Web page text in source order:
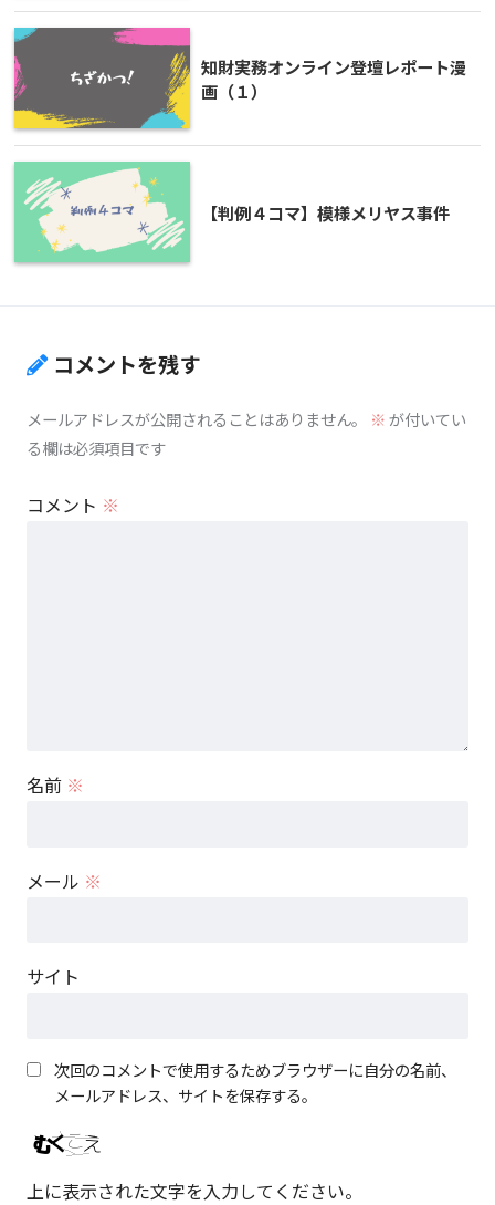
知財実務オンライン登壇レポート漫
画（１）
【判例４コマ】模様メリヤス事件
コメントを残す
メールアドレスが公開されることはありません。 ※が付いてい
る欄は必須項目です
コメント ※
名前 ※
メール ※
サイト
次回のコメントで使用するためブラウザーに自分の名前、
メールアドレス、サイトを保存する。
上に表示された文字を入力してください。